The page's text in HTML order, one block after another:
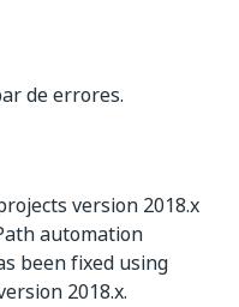
de errores.
version 2018.x
automation
been fixed using
2018.x.